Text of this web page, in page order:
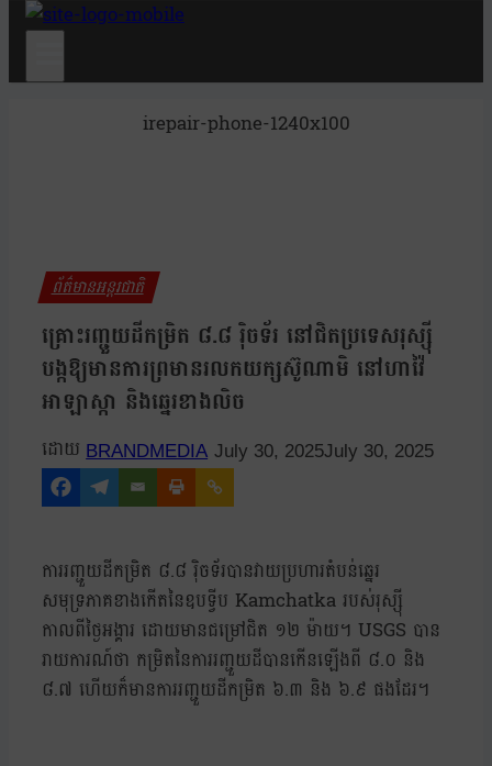
irepair-phone-1240x100
ព័ត៌មានអន្តរជាតិ
គ្រោះរញ្ជួយដីកម្រិត ៨.៨ រ៉ិចទ័រ នៅជិតប្រទេសរុស្ស៊ី
បង្កឱ្យមានការព្រមានរលកយក្សស៊ូណាមិ នៅហាវ៉ៃ
អាឡាស្កា និងឆ្នេរខាងលិច
BRANDMEDIA July 30, 2025July 30, 2025
ការរញ្ជួយដីកម្រិត ៨.៨ រ៉ិចទ័របានវាយប្រហារតំបន់ឆ្នេរ
សមុទ្រភាគខាងកើតនៃឧបទ្វីប Kamchatka របស់រុស្ស៊ី
កាលពីថ្ងៃអង្គារ ដោយមានជម្រៅជិត ១២ ម៉ាយ។ USGS បាន
រាយការណ៍ថា កម្រិតនៃការរញ្ជួយដីបានកើនឡើងពី ៨.០ និង
៨.៧ ហើយក៏មានការរញ្ជួយដីកម្រិត ៦.៣ និង ៦.៩ ផងដែរ។